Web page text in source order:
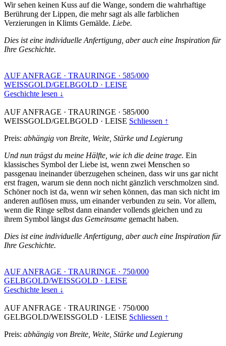
Wir sehen keinen Kuss auf die Wange, sondern die wahrhaftige
Berührung der Lippen, die mehr sagt als alle farblichen
Verzierungen in Klimts Gemälde. Liebe.
Dies ist eine individuelle Anfertigung, aber auch eine Inspiration für
Ihre Geschichte.
AUF ANFRAGE · TRAURINGE · 585/000
WEISSGOLD/GELBGOLD · LEISE
Geschichte lesen ↓
AUF ANFRAGE · TRAURINGE · 585/000
WEISSGOLD/GELBGOLD · LEISE Schliessen ↑
Preis: abhängig von Breite, Weite, Stärke und Legierung
Und nun trägst du meine Hälfte, wie ich die deine trage. Ein
klassisches Symbol der Liebe ist, wenn zwei Menschen so
passgenau ineinander überzugehen scheinen, dass wir uns gar nicht
erst fragen, warum sie denn noch nicht gänzlich verschmolzen sind.
Schöner noch ist da, wenn wir sehen können, das man sich nicht im
anderen auflösen muss, um einander verbunden zu sein. Vor allem,
wenn die Ringe selbst dann einander vollends gleichen und zu
ihrem Symbol längst das Gemeinsame gemacht haben.
Dies ist eine individuelle Anfertigung, aber auch eine Inspiration für
Ihre Geschichte.
AUF ANFRAGE · TRAURINGE · 750/000
GELBGOLD/WEISSGOLD · LEISE
Geschichte lesen ↓
AUF ANFRAGE · TRAURINGE · 750/000
GELBGOLD/WEISSGOLD · LEISE Schliessen ↑
Preis: abhängig von Breite, Weite, Stärke und Legierung